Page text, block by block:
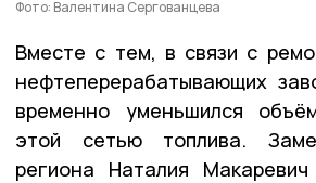
Фото: Валентина Сергованцева
Вместе с тем, в связи с
нефтеперерабатывающих
временно уменьшился
этой сетью топлива.
региона Наталия